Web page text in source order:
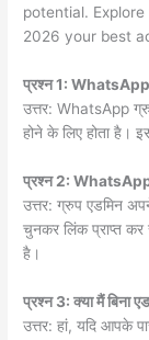
potential.
2026 your best
प्रश्न 1: WhatsApp
उत्तर: WhatsApp
होने के लिए होता
प्रश्न 2: WhatsApp
उत्तर: ग्रुप एडमिन
चुनकर लिंक प्राप्त
है।
प्रश्न 3: क्या मैं बिना
उत्तर: हां, यदि आपके